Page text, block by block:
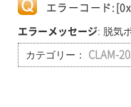
エラーコード
エラーメッセージ: 脱気
カテゴリー： CLAM-
Information] to